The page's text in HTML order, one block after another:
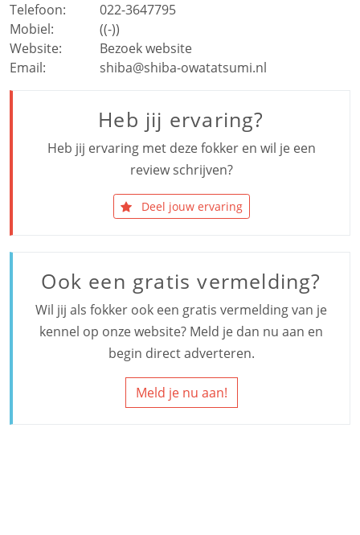
Telefoon:
022-3647795
Mobiel:
((-))
Website:
Bezoek website
Email:
shiba@shiba-owatatsumi.nl
Heb jij ervaring?
Heb jij ervaring met deze fokker en wil je een
review schrijven?
Deel jouw ervaring
Ook een gratis vermelding?
Wil jij als fokker ook een gratis vermelding van je
kennel op onze website? Meld je dan nu aan en
begin direct adverteren.
Meld je nu aan!